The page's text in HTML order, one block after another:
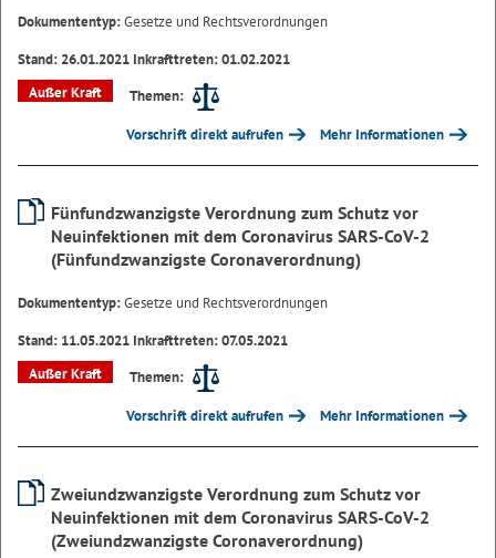
Dokumententyp:Gesetze und Rechtsverordnungen
Stand: 26.01.2021 Inkrafttreten: 01.02.2021
Außer Kraft
Themen:
Vorschrift direkt aufrufen Mehr Informationen
Fünfundzwanzigste Verordnung zum Schutz vor
Neuinfektionen mit dem Coronavirus SARS-CoV-2
(Fünfundzwanzigste Coronaverordnung)
Dokumententyp:Gesetze und Rechtsverordnungen
Stand: 11.05.2021 Inkrafttreten: 07.05.2021
Außer Kraft
Themen:
Vorschrift direkt aufrufen Mehr Informationen
Zweiundzwanzigste Verordnung zum Schutz vor
Neuinfektionen mit dem Coronavirus SARS-CoV-2
(Zweiundzwanzigste Coronaverordnung)